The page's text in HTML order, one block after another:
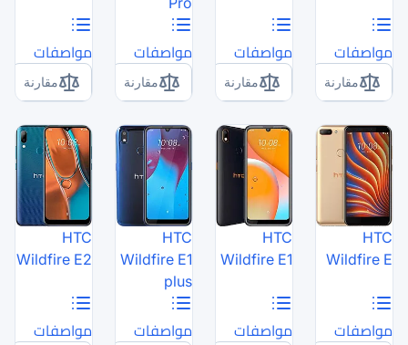
مواصفات
مقارنة
مواصفات
مقارنة
HTC
Wildfire E1
مواصفات
HTC
Wildfire E2
مواصفات